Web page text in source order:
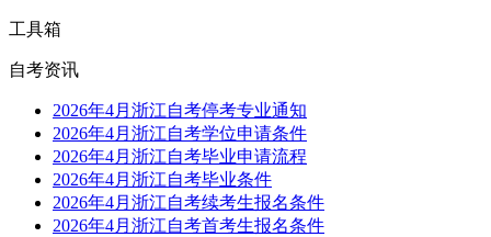
工具箱
自考资讯
2026年4月浙江自考停考专业通知
2026年4月浙江自考学位申请条件
2026年4月浙江自考毕业申请流程
2026年4月浙江自考毕业条件
2026年4月浙江自考续考生报名条件
2026年4月浙江自考首考生报名条件